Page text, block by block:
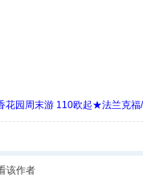
园周末游 110欧起★法兰克福
该作者